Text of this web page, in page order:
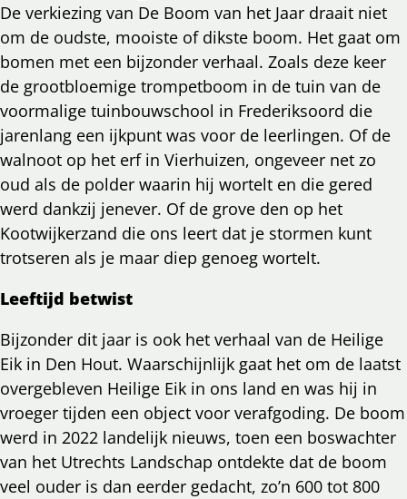
De verkiezing van De Boom van het Jaar draait niet
om de oudste, mooiste of dikste boom. Het gaat om
bomen met een bijzonder verhaal. Zoals deze keer
de grootbloemige trompetboom in de tuin van de
voormalige tuinbouwschool in Frederiksoord die
jarenlang een ijkpunt was voor de leerlingen. Of de
walnoot op het erf in Vierhuizen, ongeveer net zo
oud als de polder waarin hij wortelt en die gered
werd dankzij jenever. Of de grove den op het
Kootwijkerzand die ons leert dat je stormen kunt
trotseren als je maar diep genoeg wortelt.
Leeftijd betwist
Bijzonder dit jaar is ook het verhaal van de Heilige
Eik in Den Hout. Waarschijnlijk gaat het om de laatst
overgebleven Heilige Eik in ons land en was hij in
vroeger tijden een object voor verafgoding. De boom
werd in 2022 landelijk nieuws, toen een boswachter
van het Utrechts Landschap ontdekte dat de boom
veel ouder is dan eerder gedacht, zo’n 600 tot 800